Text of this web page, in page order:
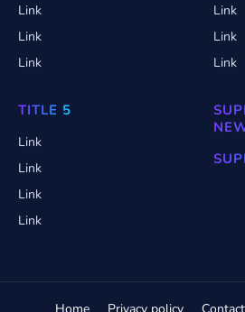
Link
Link
Link
Link
Link
Link
TITLE 5
Link
Link
Link
Link
Home Privacy policy